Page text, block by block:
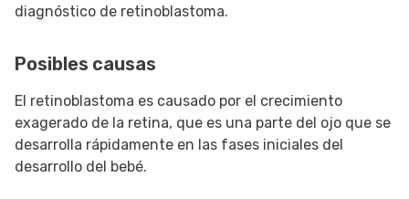
diagnóstico de retinoblastoma.
Posibles causas
El retinoblastoma es causado por el crecimiento
exagerado de la retina, que es una parte del ojo que se
desarrolla rápidamente en las fases iniciales del
desarrollo del bebé.